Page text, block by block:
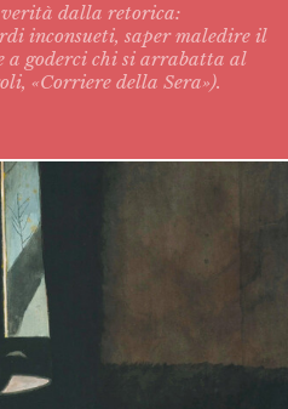
verità dalla retorica:
inconsueti, saper maledire il
a goderci chi si arrabatta al
«Corriere della Sera»).